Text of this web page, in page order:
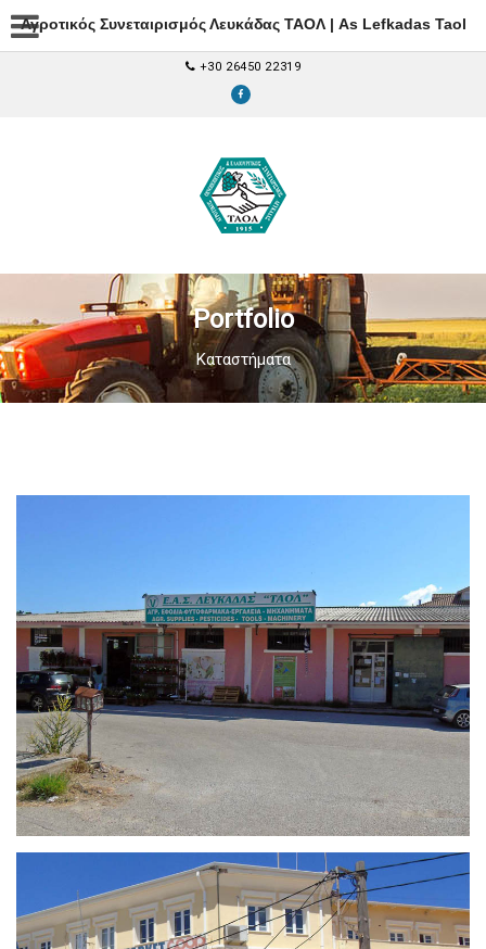
Αγροτικός Συνεταιρισμός Λευκάδας ΤΑΟΛ | As Lefkadas Taol
+30 26450 22319
Portfolio
Καταστήματα